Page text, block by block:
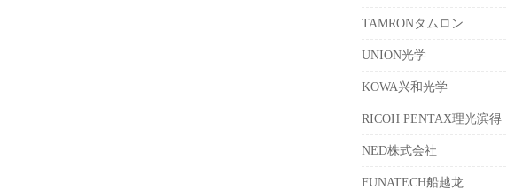
TAMRONタムロン
UNION光学
KOWA兴和光学
RICOH PENTAX理光滨得
NED株式会社
FUNATECH船越龙